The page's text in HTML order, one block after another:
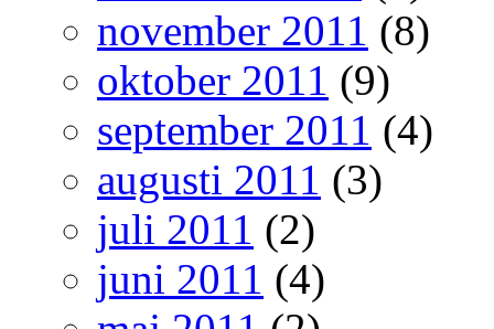
november 2011 (8)
oktober 2011 (9)
september 2011 (4)
augusti 2011 (3)
juli 2011 (2)
juni 2011 (4)